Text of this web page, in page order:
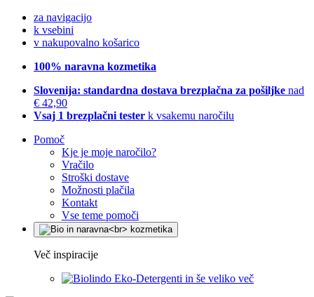
za navigacijo
k vsebini
v nakupovalno košarico
100% naravna kozmetika
Slovenija: standardna dostava brezplačna za pošiljke nad
€ 42,90
Vsaj 1 brezplačni tester k vsakemu naročilu
Pomoč
Kje je moje naročilo?
Vračilo
Stroški dostave
Možnosti plačila
Kontakt
Vse teme pomoči
Več inspiracije
Eko-Detergenti in še veliko več